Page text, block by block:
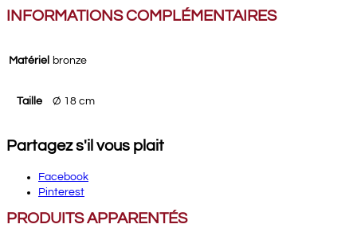
INFORMATIONS COMPLÉMENTAIRES
Matériel bronze
Taille Ø 18 cm
Partagez s'il vous plait
Facebook
Pinterest
PRODUITS APPARENTÉS